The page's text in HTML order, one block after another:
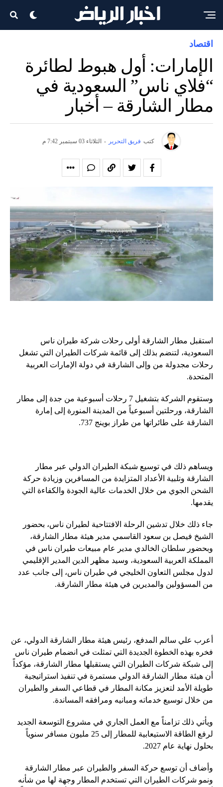
اقتصاد
الإمارات: أول هبوط لطائرة
“فلاي ناس” السعودية في
مطار الشارقة – أخبار
كتب فريق التحرير - الثلاثاء 03 سبتمبر 7:42 م
استقبل مطار الشارقة أولى رحلات شركة طيران ناس
السعودية، لتنضم بذلك إلى قائمة شركات الطيران التي تشغل
رحلات مجدولة من وإلى الشارقة في دولة الإمارات العربية
المتحدة.
وستقوم الشركة بتشغيل 7 رحلات أسبوعية من جدة إلى مطار
الشارقة، ورحلتين أسبوعياً من المدينة المنورة إلى إمارة
الشارقة على طائراتها من طراز بوينج 737.
ويساهم ذلك في توسيع شبكة الطيران الدولي عبر مطار
الشارقة وتلبية الأعداد المتزايدة من المسافرين وزيادة حركة
الشحن الجوي من خلال الخدمات عالية الجودة والكفاءة التي
يقدمها.
جاء ذلك خلال تدشين الرحلة الافتتاحية لطيران ناس، بحضور
الشيخ فيصل بن سعود القاسمي مدير هيئة مطار الشارقة،
وبحضور سلطان الخالدي مدير عام مبيعات طيران ناس في
المملكة العربية السعودية، وسيد مظهر الدين المدير الإقليمي
لدول مجلس التعاون الخليجي في طيران ناس، إلى جانب عدد
من المسؤولين والمديرين في هيئة مطار الشارقة.
أعرب علي سالم المدفع، رئيس هيئة مطار الشارقة الدولي، عن
فخره بهذه الخطوة الجديدة التي تمثلت في انضمام طيران ناس
إلى شبكة شركات الطيران التي يستقبلها مطار الشارقة، مؤكداً
أن هيئة مطار الشارقة الدولي مستمرة في تنفيذ استراتيجية
طويلة الأمد لتعزيز مكانة المطار في قطاعي السفر والطيران
من خلال توسيع خدماته ومبانيه ومرافقه المساندة.
ويأتي ذلك تزامناً مع العمل الجاري في مشروع التوسعة الجديد
لرفع الطاقة الاستيعابية للمطار إلى 25 مليون مسافر سنوياً
بحلول نهاية عام 2027.
وأضاف أن توسع حركة السفر والطيران عبر مطار الشارقة
ونمو شركات الطيران التي تستخدم المطار وجهة لها من شأنه